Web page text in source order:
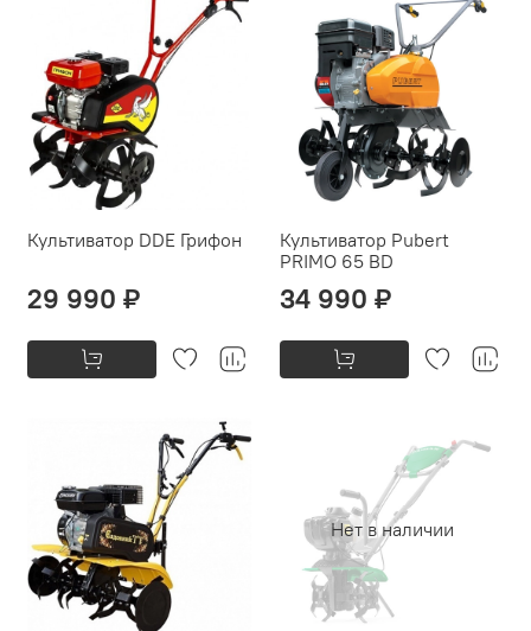
Культиватор DDE Грифон
29 990 ₽
Культиватор Pubert
PRIMO 65 BD
34 990 ₽
Нет в наличии